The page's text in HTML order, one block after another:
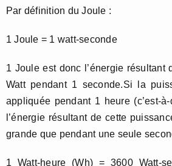
Par définition du Joule :
1 Joule = 1 watt-seconde
1 Joule est donc l’énergie résultant
Watt pendant 1 seconde.Si la
appliquée pendant 1 heure (c’est-
l’énergie résultant de cette
grande que pendant une seule
1 Watt-heure (Wh) = 3600 Watt-